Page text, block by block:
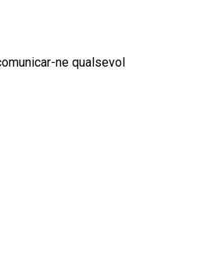
ne qualsevol